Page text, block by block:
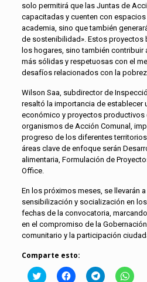
solo permitirá que las Juntas de
capacitadas y cuenten con
academia, sino que también
de sostenibilidad». Estos proyectos
los hogares, sino también
más sólidas y respetuosas con el
desafíos relacionados con la
Wilson Saa, subdirector de
resaltó la importancia de establecer
económico y proyectos productivos
organismos de Acción Comunal,
progreso de los diferentes
áreas clave de enfoque serán
alimentaria, Formulación de
Office.
En los próximos meses, se llevarán
sensibilización y socialización en
fechas de la convocatoria,
en el compromiso de la
comunitario y la participación
Comparte esto:
Click Haz Haz Haz